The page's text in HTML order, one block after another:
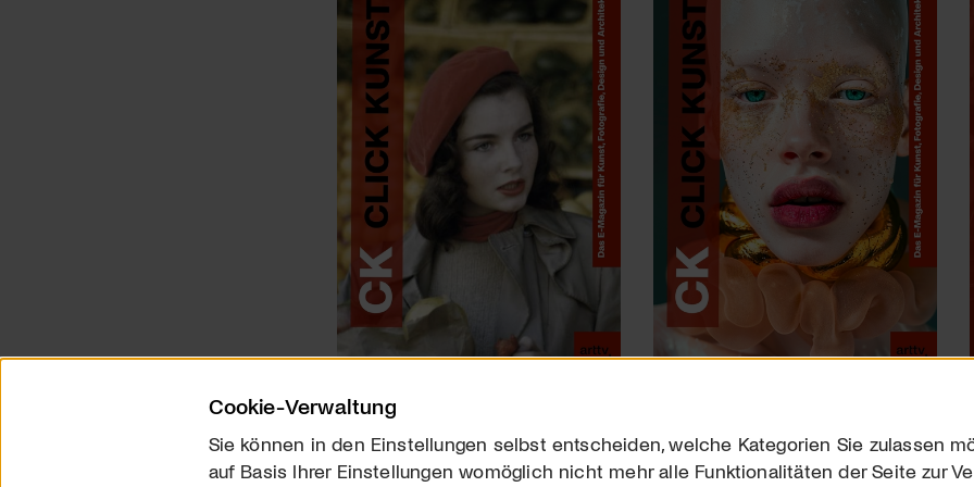
Über uns Downloads
Cookie-Verwaltung
Sie können in den Einstellungen selbst entscheiden, welche Kategorien Sie zulassen
auf Basis Ihrer Einstellungen womöglich nicht mehr alle Funktionalitäten der Seite zur